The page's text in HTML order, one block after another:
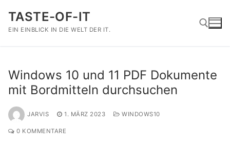
Inhalt
springen
TASTE-OF-IT
EIN EINBLICK IN DIE WELT DER IT.
Windows 10 und 11 PDF Dokumente
mit Bordmitteln durchsuchen
JARVIS 1. MÄRZ 2023 WINDOWS10
0 KOMMENTARE